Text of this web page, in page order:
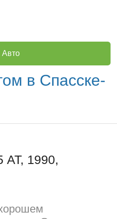
Авто
в Спасске-
AT, 1990,